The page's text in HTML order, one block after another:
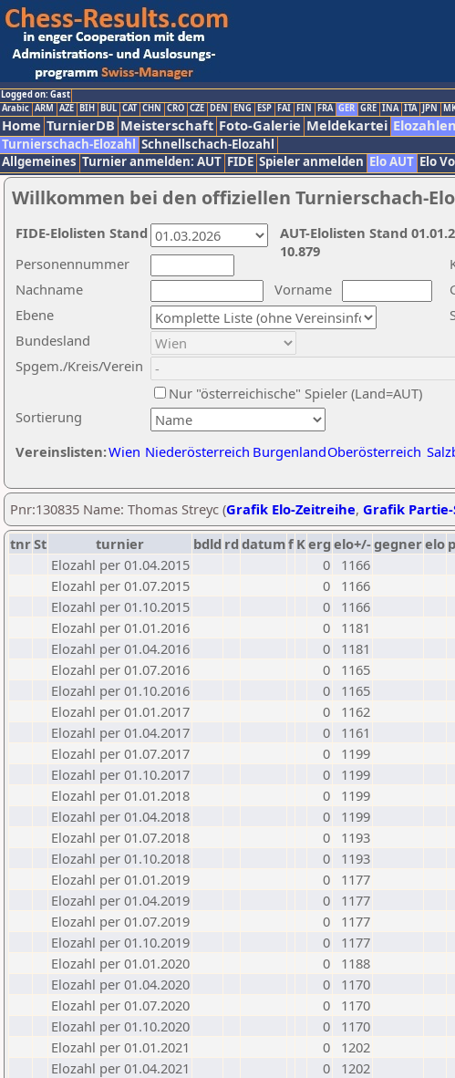
Logged on: Gast
Arabic ARM AZE BIH BUL CAT CHN CRO CZE DEN ENG ESP FAI FIN FRA GER GRE INA ITA JPN
Home TurnierDB Meisterschaft Foto-Galerie Meldekartei Elozahlen
Turnierschach-Elozahl Schnellschach-Elozahl
Allgemeines Turnier anmelden: AUT FIDE Spieler anmelden Elo AUT Elo
Willkommen bei den offiziellen Turnierschach-
Nachname
Vorname
Ebene
Sortierung
Personennummer
Bundesland
Spgem./Kreis/Verein
Nur "österreichische" Spieler (Land=AUT)
Vereinslisten:Wien Niederösterreich BurgenlandOberösterreich
AUT-Elolisten Stand
10.879
FIDE-Elolisten Stand
Pnr:130835 Name: Thomas Streyc (Grafik Elo-Zeitreihe, Grafik
tnrSt turnier bdld rd datumf Kerg elo+/-gegnerelo
Elozahl per 01.04.2015
0
1166
Elozahl per 01.07.2015
0
1166
Elozahl per 01.10.2015
0
1166
Elozahl per 01.01.2016
0
1181
Elozahl per 01.04.2016
0
1181
Elozahl per 01.07.2016
0
1165
Elozahl per 01.10.2016
0
1165
Elozahl per 01.01.2017
0
1162
Elozahl per 01.04.2017
0
1161
Elozahl per 01.07.2017
0
1199
Elozahl per 01.10.2017
0
1199
Elozahl per 01.01.2018
0
1199
Elozahl per 01.04.2018
0
1199
Elozahl per 01.07.2018
0
1193
Elozahl per 01.10.2018
0
1193
Elozahl per 01.01.2019
0
1177
Elozahl per 01.04.2019
0
1177
Elozahl per 01.07.2019
0
1177
Elozahl per 01.10.2019
0
1177
Elozahl per 01.01.2020
0
1188
Elozahl per 01.04.2020
0
1170
Elozahl per 01.07.2020
0
1170
Elozahl per 01.10.2020
0
1170
Elozahl per 01.01.2021
0
1202
Elozahl per 01.04.2021
0
1202